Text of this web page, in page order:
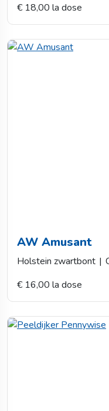
€ 18,00 la dose
AW Amusant
Holstein zwartbont |
€ 16,00 la dose